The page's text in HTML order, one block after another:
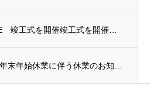
鹿浜BASE 竣工式を開催竣工式を開催しました
2025年 年末年始休業に伴う休業のお知らせ